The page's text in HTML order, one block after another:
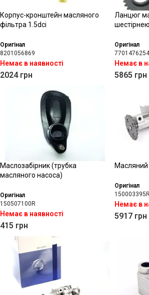
Корпус-кронштейн масляного
фільтра 1.5dci
Оригінал
8201056869
Немає в наявності
2024 грн
Ланцюг
шестірнею
Оригінал
7701476254
Немає в
5865 грн
Маслозабірник (трубка
масляного насоса)
Оригінал
150507100R
Немає в наявності
415 грн
Масляний
Оригінал
Немає в
5917 грн